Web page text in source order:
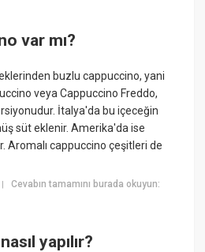
var mı?
buzlu cappuccino, yani
veya Cappuccino Freddo,
İtalya'da bu içeceğin
süt eklenir. Amerika'da ise
Aromalı cappuccino çeşitleri de
|Cevabın tamamını burada okuyun:
yapılır?